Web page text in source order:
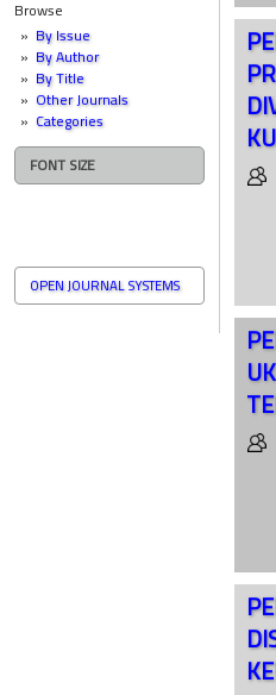
Browse
By Issue
By Author
By Title
Other Journals
Categories
FONT SIZE
OPEN JOURNAL SYSTEMS